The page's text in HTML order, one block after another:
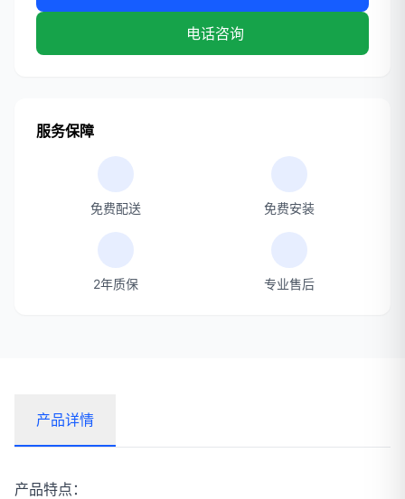
电话咨询
服务保障
免费配送 免费安装
2年质保 专业售后
产品详情
产品特点：